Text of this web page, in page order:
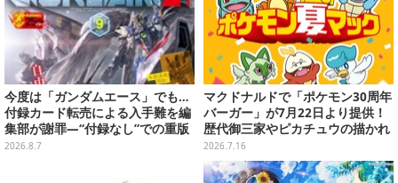
今度は「ガンダムエース」でも…
付録カード転売による入手難を編
集部が謝罪―“付録なし”での重版
対応を進行中
2026.8.7
マクドナルドで「ポケモン30周年
バーガー」が7月22日より提供！
歴代御三家やピカチュウの描かれ
たオリジナルパッケージが可愛い
2026.7.16